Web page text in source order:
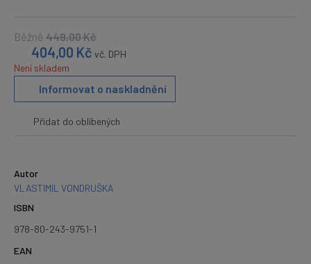
Běžně 449,00Kč
404,00 Kč vč. DPH
Není skladem
Informovat o naskladnění
Přidat do oblíbených
Autor
VLASTIMIL VONDRUŠKA
ISBN
978-80-243-9751-1
EAN